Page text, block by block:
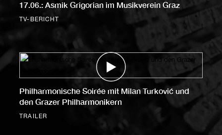
17.06.: Asmik Grigorian im Musikverein Graz
TV-BERICHT
Philharmonische Soirée mit Milan Turković und
den Grazer Philharmonikern
TRAILER